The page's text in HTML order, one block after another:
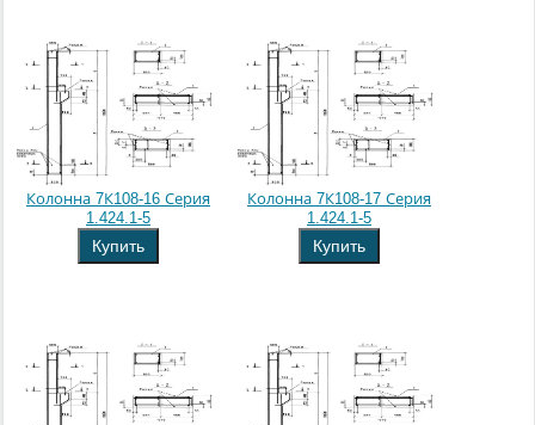
Колонна 7К108-16 Серия
1.424.1-5
Купить
Колонна 7К108-17 Серия
1.424.1-5
Купить